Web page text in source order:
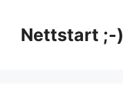
innholdNettstart ;-)